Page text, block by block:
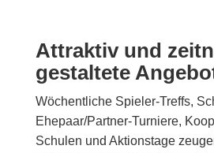
Attraktiv und
gestaltete
Wöchentliche Spieler-Treffs,
Ehepaar/Partner-Turniere,
Schulen und Aktions­tage